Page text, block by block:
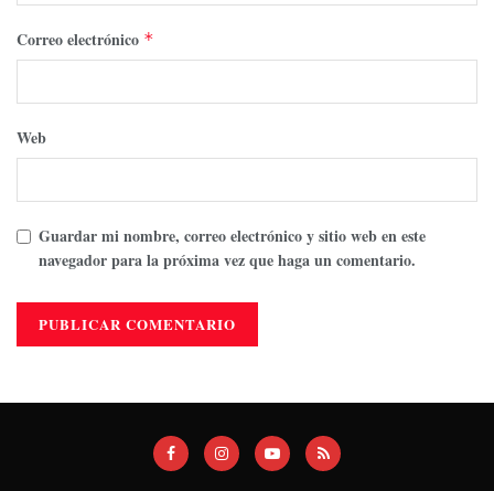
Correo electrónico *
Web
Guardar mi nombre, correo electrónico y sitio web en este
navegador para la próxima vez que haga un comentario.